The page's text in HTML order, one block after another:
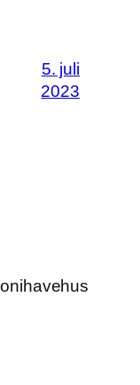
5. juli
2023